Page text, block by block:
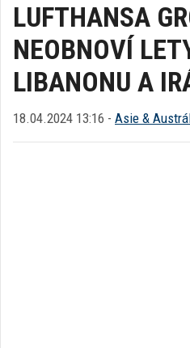
LUFTHANSA
NEOBNOVÍ
LIBANONU A
18.04.2024 13:16 - Asie &